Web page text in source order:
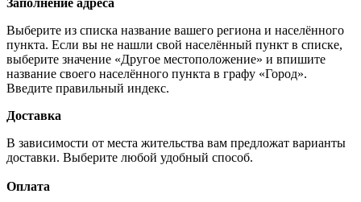
Выберите из списка название вашего региона и населённого
пункта. Если вы не нашли свой населённый пункт в списке,
выберите значение «Другое местоположение» и впишите
название своего населённого пункта в графу «Город».
Введите правильный индекс.
Доставка
В зависимости от места жительства вам предложат варианты
доставки. Выберите любой удобный способ.
Оплата